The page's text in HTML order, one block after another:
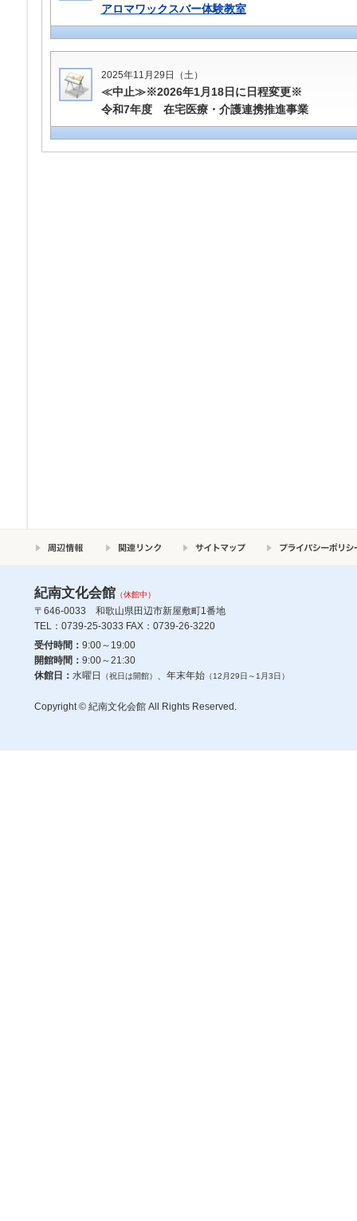
アロマワックスバー体験教室
2025年11月29日（土）
≪中止≫※2026年1月18日に日程変更※
令和7年度 在宅医療・介護連携推進事業
紀南文化会館 （休館中）
〒646-0033 和歌山県田辺市新屋敷町1番地
TEL：0739-25-3033 FAX：0739-26-3220
受付時間： 9:00～19:00
開館時間： 9:00～21:30
休館日： 水曜日 （祝日は開館） 、年末年始（12月29日～1月3日）
Copyright © 紀南文化会館 All Rights Reserved.